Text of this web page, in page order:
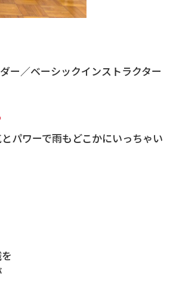
ー／ベーシックインストラクター
パワーで雨もどこかにいっちゃい